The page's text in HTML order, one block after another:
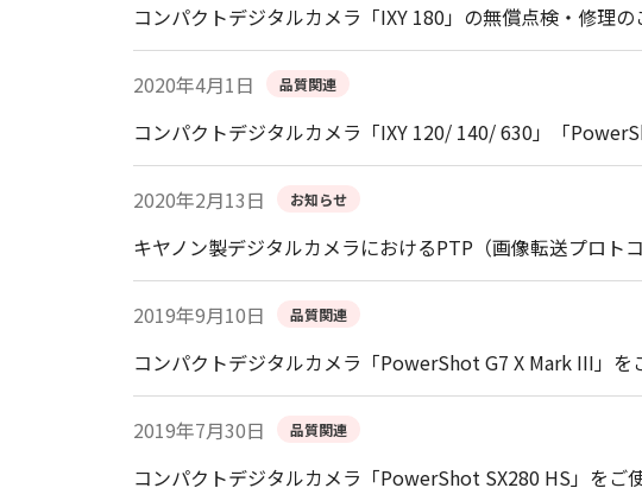
コンパクトデジタルカメラ「IXY 180」の無償点検・修理の
2020年4月1日 品質関連
コンパクトデジタルカメラ「IXY 120/ 140/ 630」「
2020年2月13日 お知らせ
キヤノン製デジタルカメラにおけるPTP（画像転送プロ
2019年9月10日 品質関連
コンパクトデジタルカメラ「PowerShot G7 X Mark III」を
2019年7月30日 品質関連
コンパクトデジタルカメラ「PowerShot SX280 HS」をご